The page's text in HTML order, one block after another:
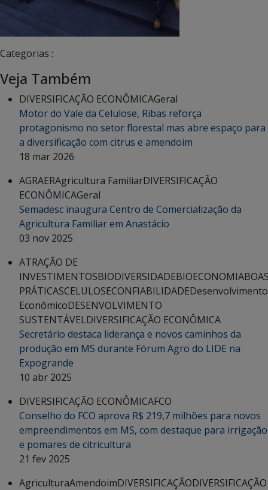
Categorias :
Veja Também
DIVERSIFICAÇÃO ECONÔMICAGeral
Motor do Vale da Celulose, Ribas reforça
protagonismo no setor florestal mas abre espaço para
a diversificação com citrus e amendoim
18 mar 2026
AGRAERAgricultura FamiliarDIVERSIFICAÇÃO
ECONÔMICAGeral
Semadesc inaugura Centro de Comercialização da
Agricultura Familiar em Anastácio
03 nov 2025
ATRAÇÃO DE
INVESTIMENTOSBIODIVERSIDADEBIOECONOMIA
PRÁTICASCELULOSECONFIABILIDADEDesenvolvimento
EconômicoDESENVOLVIMENTO
SUSTENTÁVELDIVERSIFICAÇÃO ECONÔMICA
Secretário destaca liderança e novos caminhos da
produção em MS durante Fórum Agro do LIDE na
Expogrande
10 abr 2025
DIVERSIFICAÇÃO ECONÔMICAFCO
Conselho do FCO aprova R$ 219,7 milhões para novos
empreendimentos em MS, com destaque para irrigação
e pomares de citricultura
21 fev 2025
AgriculturaAmendoimDIVERSIFICAÇÃODIVERSIFICAÇÃO